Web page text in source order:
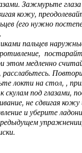
Зажмурьте
кожу,
(его нужно
пальцев
этом медленно
локти на стол, ,
скулам под глазами,
не сдвигая
и уберите